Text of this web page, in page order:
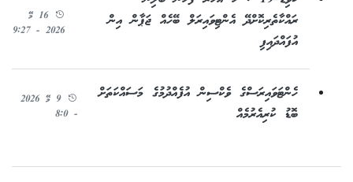
ރައްކާތެރިކޮށްދޭ އެންޓިވައިރަލް ބޭހެއް ޖަޕާން އިން
އުފައްދައިފި
16 މޭ
2026 - 9:27
ހެންޓަވައިރަސްގެ ވެކްސިން އުފެއްދުމުގެ މަސައްކަތަށް
ބޮޑު ކުރިއެރުމެއް
9 މޭ 2026
- 8:0